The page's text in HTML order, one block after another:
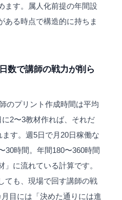
ます。属人化前提の年間設
ある時点で構造的に持ちま
数で講師の戦力が削ら
のプリント作成時間は平均
2〜3教材作れば、それだ
す。週5日で月20日稼働な
30時間。年間180〜360時間
に流れている計算です。
ても、現場で回す講師の戦
目には「決めた通りには進